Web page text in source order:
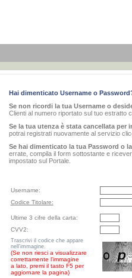
Hai dimenticato Username o
Se non ricordi la tua Username o
Clienti al numero riportato sul tuo estratto
Se la tua utenza è stata cancellata per
potrai registrati nuovamente al servizio
Se hai dimenticato la tua Password o
errate, compila il form sottostante e
impostato sul Portale.
Username:
Codice Titolare:
Ultime 3 cifre della carta:
CVV2:
Trascrivi il codice che appare
nell'immagine.
(Se non riesci a visualizzare
correttamente l'immagine
a lato, premi il tasto F5 per
aggiornare la pagina)